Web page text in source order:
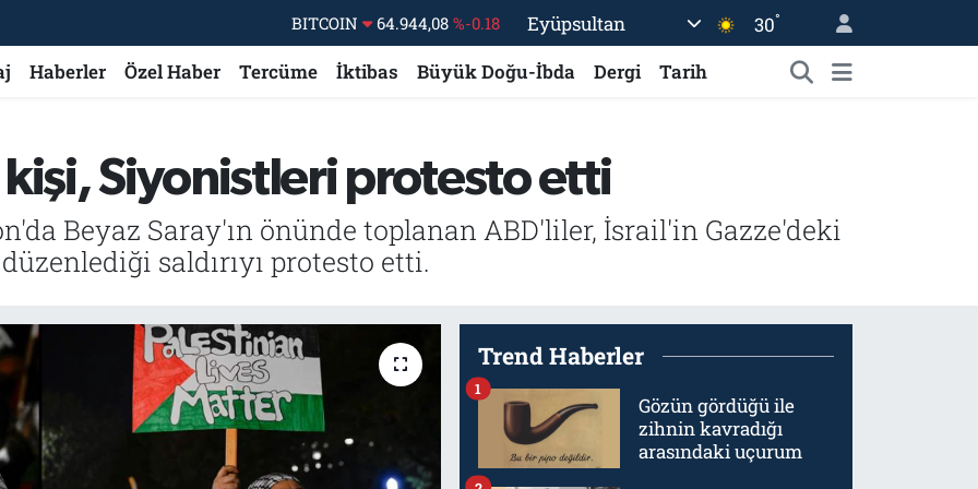
DOLAR
47,7436 %0.18
EURO
55,2510 %0.32
GRAM ALTIN
6660.55 %0.03
BİST100
Eyüpsultan 30°
Haberler Özel Haber Tercüme İktibas Büyük Doğu-İbda Dergi Tarih
Siyonistleri protesto etti
Beyaz Saray'ın önünde toplanan ABD'liler, İsrail'in Gazze'deki
saldırıyı protesto etti.
Trend Haberler
Gözün gördüğü ile
zihnin kavradığı
arasındaki uçurum
1